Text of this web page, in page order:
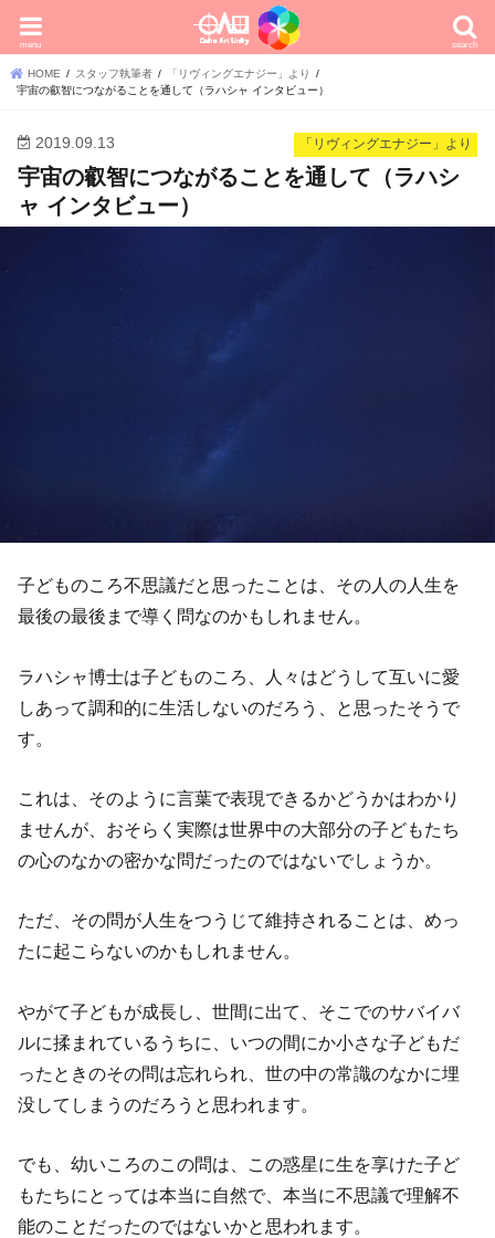
search
menu
HOME スタッフ執筆者
「リヴィングエナジー」より
宇宙の叡智につながることを通して（ラハシャ インタビュー）
「リヴィングエナジー」より
2019.09.13
宇宙の叡智につながることを通して（ラハシ
ャ インタビュー）
子どものころ不思議だと思ったことは、その人の人生を
最後の最後まで導く問なのかもしれません。
ラハシャ博士は子どものころ、人々はどうして互いに愛
しあって調和的に生活しないのだろう、と思ったそうで
す。
これは、そのように言葉で表現できるかどうかはわかり
ませんが、おそらく実際は世界中の大部分の子どもたち
の心のなかの密かな問だったのではないでしょうか。
ただ、その問が人生をつうじて維持されることは、めっ
たに起こらないのかもしれません。
やがて子どもが成長し、世間に出て、そこでのサバイバ
ルに揉まれているうちに、いつの間にか小さな子どもだ
ったときのその問は忘れられ、世の中の常識のなかに埋
没してしまうのだろうと思われます。
でも、幼いころのこの問は、この惑星に生を享けた子ど
もたちにとっては本当に自然で、本当に不思議で理解不
能のことだったのではないかと思われます。